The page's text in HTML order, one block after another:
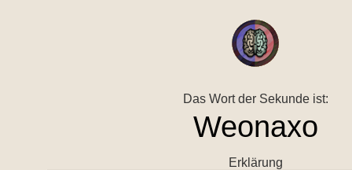
Das Wort der Sekunde ist:
Erklärung